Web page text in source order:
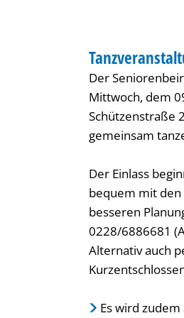
KATEGORIE: TANZ
Der
Mittwoch, dem
Schützenstraße
gemeinsam
Der Einlass
bequem mit
besseren
0228/6886681
Alternativ auch
Es wird